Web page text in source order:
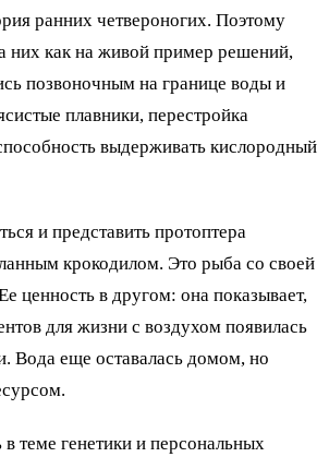
ранних четвероногих. Поэтому
них как на живой пример решений,
позвоночным на границе воды и
плавники, перестройка
выдерживать кислородный
и представить протоптера
крокодилом. Это рыба со своей
ценность в другом: она показывает,
для жизни с воздухом появилась
Вода еще оставалась домом, но
теме генетики и персональных